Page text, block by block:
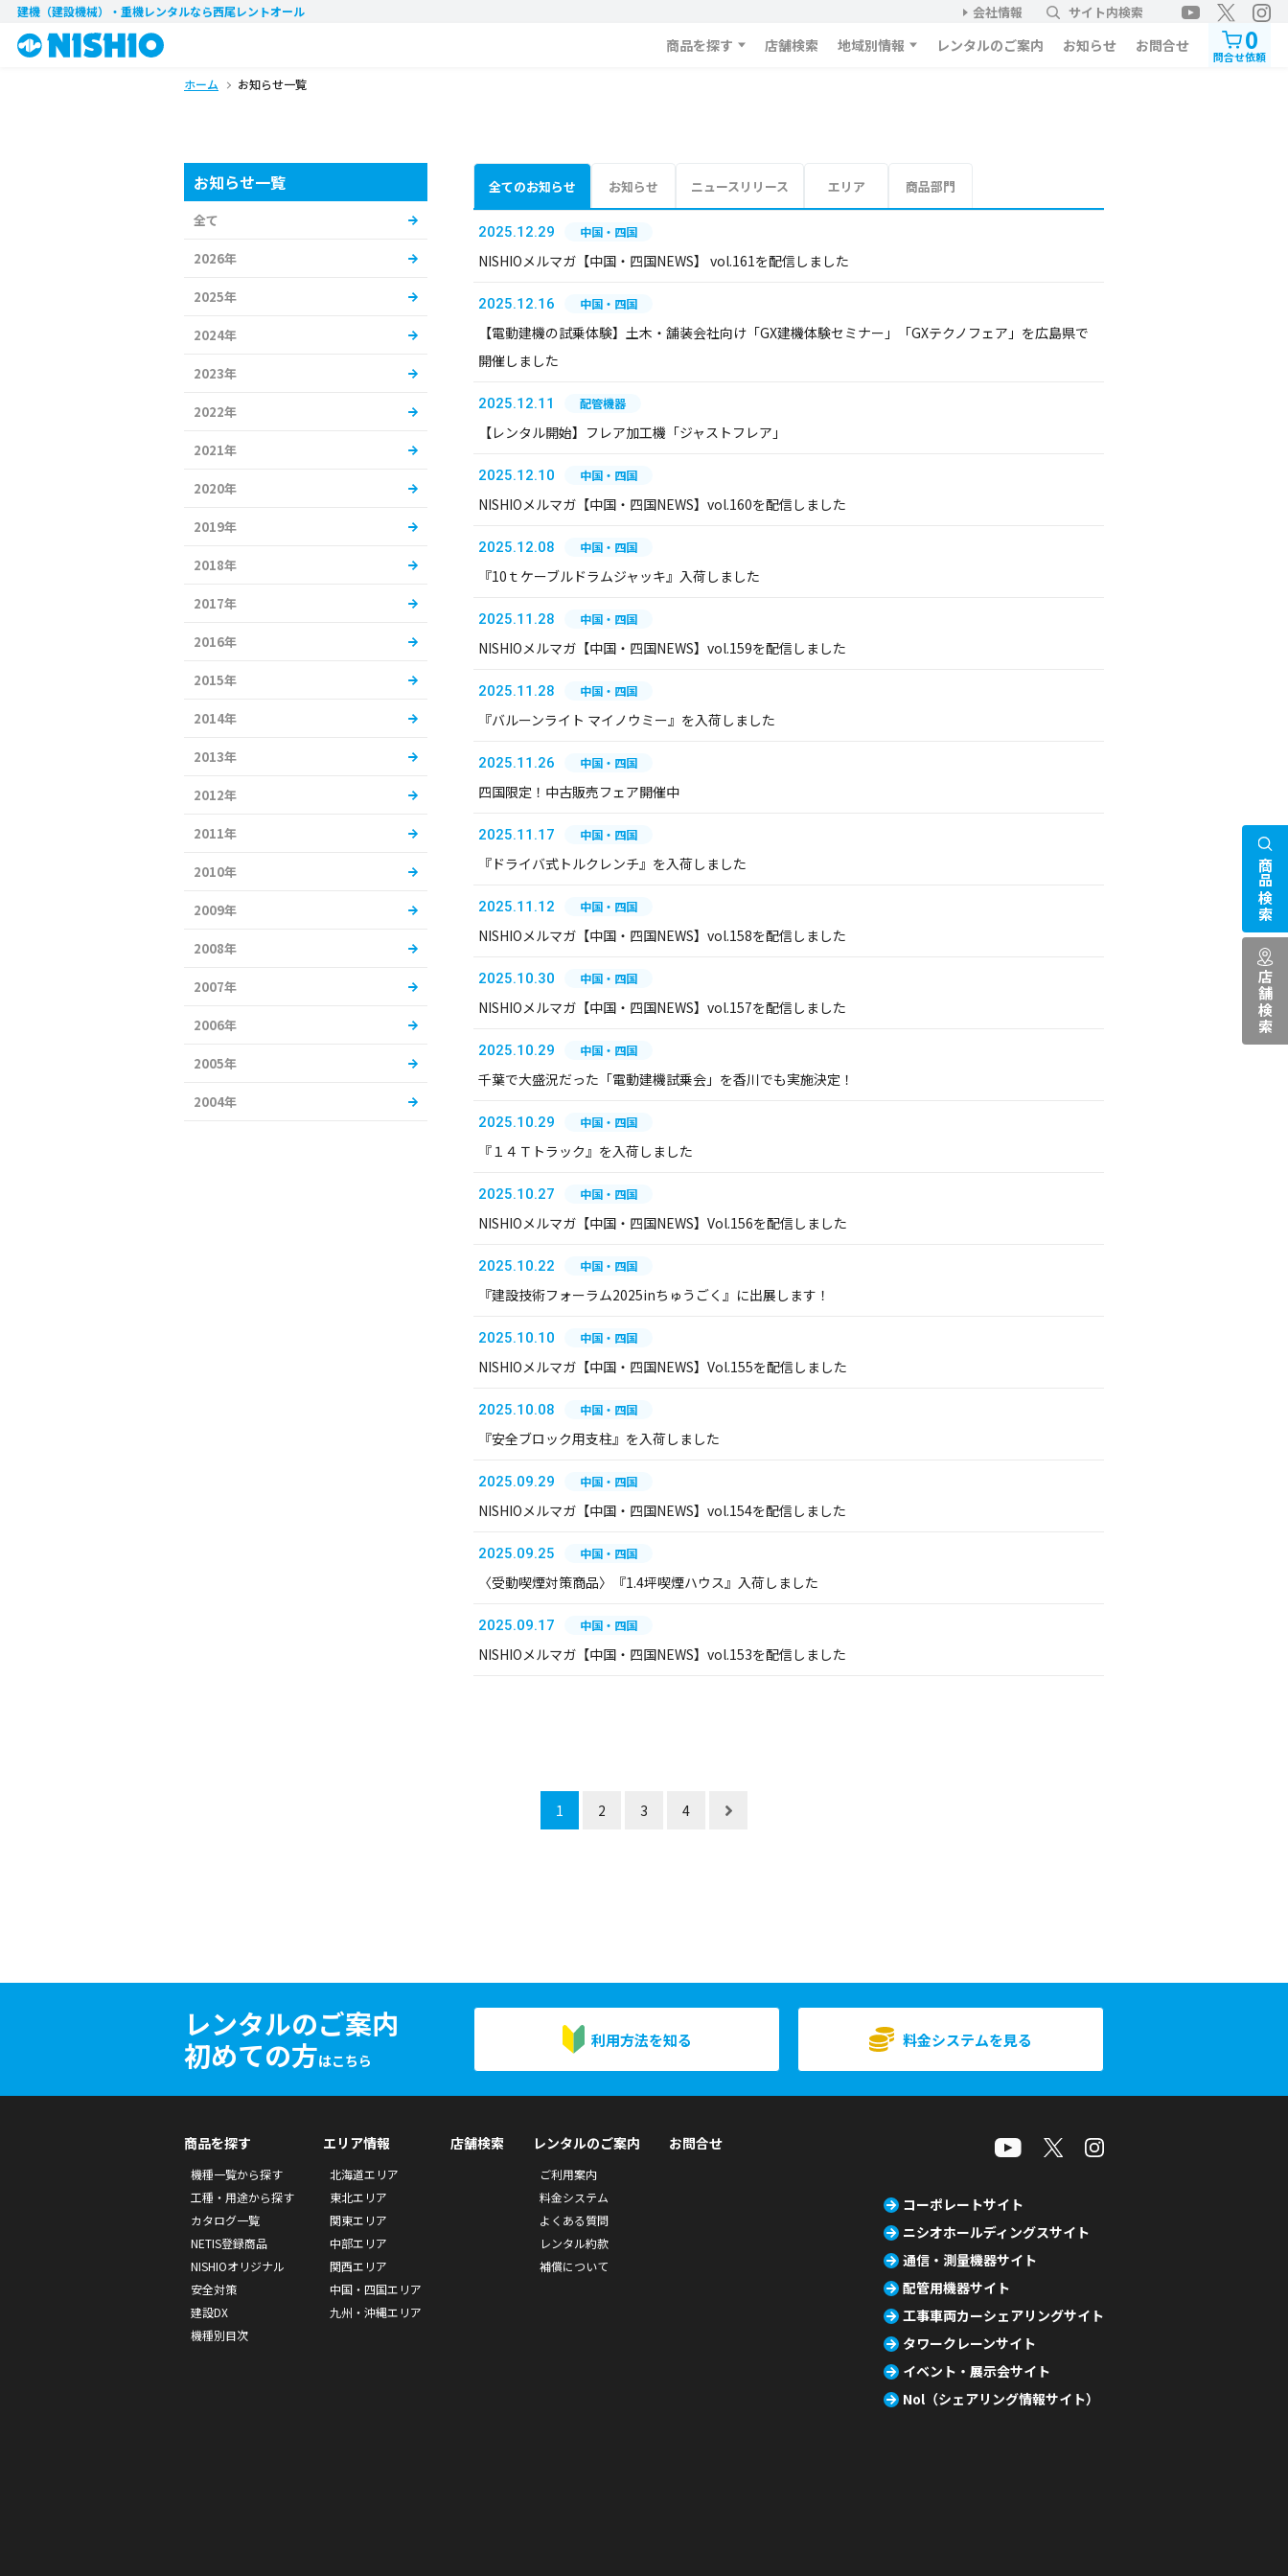
建機（建設機械）・重機レンタルなら西尾レントオール 会社情報 サイト内検索
商品を探す 店舗検索 地域別情報 レンタルのご案内 お知らせ お問合せ 0
問合せ依頼
ホーム お知らせ一覧
全てのお知らせ お知らせ ニュースリリース エリア 商品部門
2025.12.29 中国・四国
NISHIOメルマガ【中国・四国NEWS】 vol.161を配信しました
2025.12.16 中国・四国
【電動建機の試乗体験】土木・舗装会社向け「GX建機体験セミナー」「GXテクノフェア」を広島県で
開催しました
2025.12.11 配管機器
【レンタル開始】フレア加工機「ジャストフレア」
2025.12.10 中国・四国
NISHIOメルマガ【中国・四国NEWS】vol.160を配信しました
2025.12.08 中国・四国
『10ｔケーブルドラムジャッキ』入荷しました
2025.11.28 中国・四国
NISHIOメルマガ【中国・四国NEWS】vol.159を配信しました
2025.11.28 中国・四国
『バルーンライト マイノウミー』を入荷しました
2025.11.26 中国・四国
四国限定！中古販売フェア開催中
2025.11.17 中国・四国
『ドライバ式トルクレンチ』を入荷しました
2025.11.12 中国・四国
NISHIOメルマガ【中国・四国NEWS】vol.158を配信しました
2025.10.30 中国・四国
NISHIOメルマガ【中国・四国NEWS】vol.157を配信しました
2025.10.29 中国・四国
千葉で大盛況だった「電動建機試乗会」を香川でも実施決定！
2025.10.29 中国・四国
『１４Ｔトラック』を入荷しました
2025.10.27 中国・四国
NISHIOメルマガ【中国・四国NEWS】Vol.156を配信しました
2025.10.22 中国・四国
『建設技術フォーラム2025inちゅうごく』に出展します！
2025.10.10 中国・四国
NISHIOメルマガ【中国・四国NEWS】Vol.155を配信しました
2025.10.08 中国・四国
『安全ブロック用支柱』を入荷しました
2025.09.29 中国・四国
NISHIOメルマガ【中国・四国NEWS】vol.154を配信しました
2025.09.25 中国・四国
〈受動喫煙対策商品〉『1.4坪喫煙ハウス』入荷しました
2025.09.17 中国・四国
NISHIOメルマガ【中国・四国NEWS】vol.153を配信しました
1 2 3 4
お知らせ一覧
全て
2026年
2025年
2024年
2023年
2022年
2021年
2020年
2019年
2018年
2017年
2016年
2015年
2014年
2013年
2012年
2011年
2010年
2009年
2008年
2007年
2006年
2005年
2004年
レンタルのご案内
初めての方はこちら
利用方法を知る 料金システムを見る
商品検索
店舗検索
商品を探す
機種一覧から探す
工種・用途から探す
カタログ一覧
NETIS登録商品
NISHIOオリジナル
安全対策
建設DX
機種別目次
エリア情報
北海道エリア
東北エリア
関東エリア
中部エリア
関西エリア
中国・四国エリア
九州・沖縄エリア
店舗検索 レンタルのご案内
ご利用案内
料金システム
よくある質問
レンタル約款
補償について
お問合せ
コーポレートサイト
ニシオホールディングスサイト
通信・測量機器サイト
配管用機器サイト
工事車両カーシェアリングサイト
タワークレーンサイト
イベント・展示会サイト
Nol（シェアリング情報サイト）